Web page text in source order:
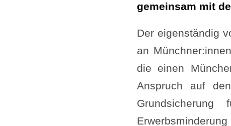
gemeinsam mit
Der eigenständig
an
die einen
Anspruch auf